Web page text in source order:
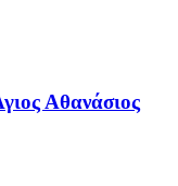
Αθανάσιος